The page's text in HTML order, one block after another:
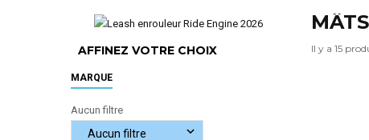
AFFINEZ VOTRE CHOIX
MARQUE
Aucun filtre
MÂTS
Il y a 15